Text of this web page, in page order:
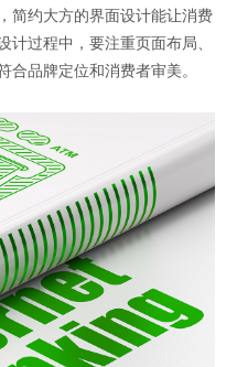
简约大方的界面设计能让消费
计过程中，要注重页面布局、
合品牌定位和消费者审美。